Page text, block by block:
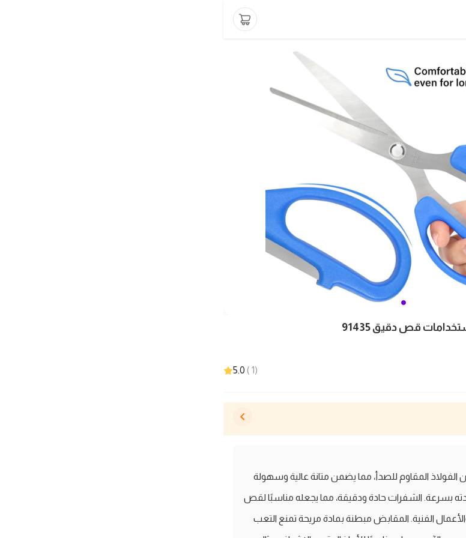
قص دقيق 91435
(
1
)
5.0
المقاوم للصدأ، مما يضمن متانة عالية وسهولة
بسرعة. الشفرات حادة ودقيقة، مما يجعله مناسبًا لقص
الفنية. المقابض مبطنة بمادة مريحة تمنع التعب